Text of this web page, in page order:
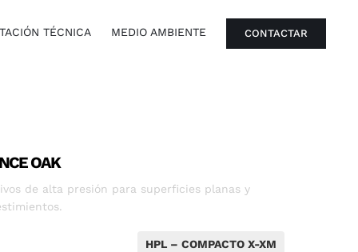
TÉCNICA MEDIO AMBIENTE CONTACTAR
OAK
de alta presión para superficies planas y
HPL – COMPACTO X-XM